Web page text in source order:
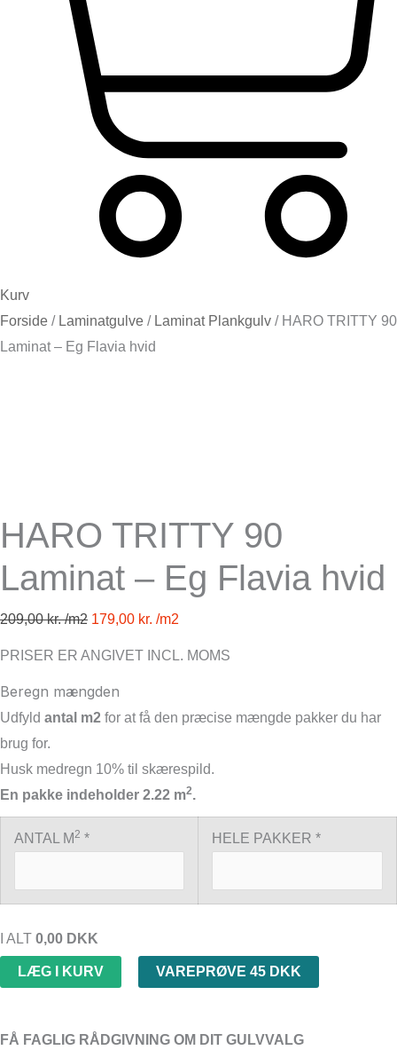
Kurv
Forside / Laminatgulve / Laminat Plankgulv / HARO TRITTY 90
Laminat – Eg Flavia hvid
HARO TRITTY 90
Laminat – Eg Flavia hvid
209,00kr. 179,00 kr.
PRISER ER ANGIVET INCL. MOMS
Beregn mængden
Udfyld antal m2 for at få den præcise mængde pakker du har
brug for.
Husk medregn 10% til skærespild.
En pakke indeholder 2.22 m2.
ANTAL M 2 * HELE PAKKER *
I ALT 0,00 DKK
LÆG I KURV VAREPRØVE 45 DKK
FÅ FAGLIG RÅDGIVNING OM DIT GULVVALG